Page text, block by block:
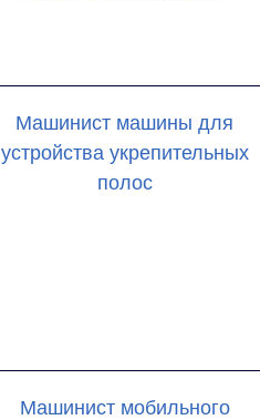
Машинист машины для
устройства укрепительных
полос
Машинист мобильного